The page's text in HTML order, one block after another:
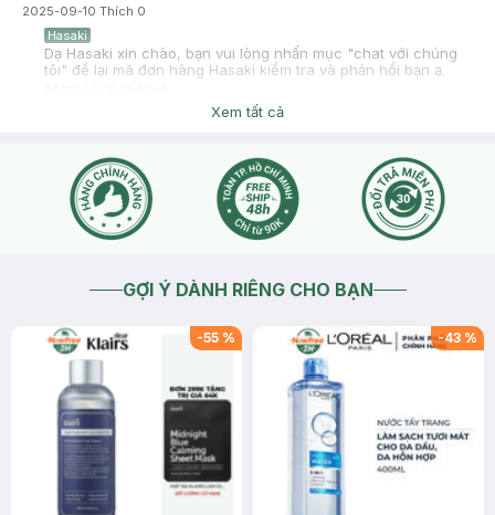
2025-09-10 Thích 0
Hasaki
Dạ Hasaki xin chào, bạn vui lòng nhấn mục "chat với chúng
tôi" để lại mã đơn hàng Hasaki kiểm tra và phản hồi bạn ạ.
Xem tất cả
GỢI Ý DÀNH RIÊNG CHO BẠN
-55 % -43 %